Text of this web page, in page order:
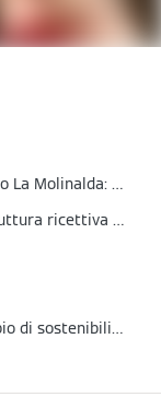
L'evoluzione energetica dell’Agriturismo La Molinalda: un impianto fotovoltaico all'avanguardia
Villa Pieri: da immobile in disuso a struttura ricettiva sostenibile
L'Hotel Granbaita Dolomites: un esempio di sostenibilità tra le Dolomiti